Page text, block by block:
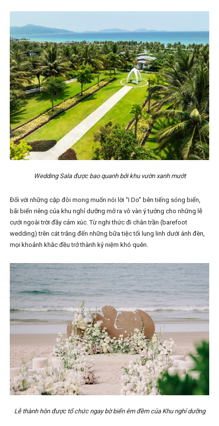
Wedding Sala được bao quanh bởi khu vườn xanh mướt
Đối với những cặp đôi mong muốn nói lời “I Do” bên tiếng sóng biển,
bãi biển riêng của khu nghỉ dưỡng mở ra vô vàn ý tưởng cho những lễ
cưới ngoài trời đầy cảm xúc. Từ nghi thức đi chân trần (barefoot
wedding) trên cát trắng đến những bữa tiệc tối lung linh dưới ánh đèn,
mọi khoảnh khắc đều trở thành kỷ niệm khó quên.
Lễ thành hôn được tổ chức ngay bờ biển êm đềm của Khu nghỉ dưỡng